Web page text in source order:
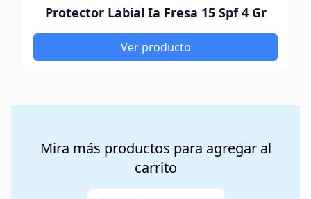
Protector Labial Ia Fresa 15 Spf 4 Gr
Ver producto
Mira más productos para agregar al
carrito